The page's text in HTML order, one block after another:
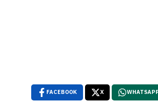
FACEBOOK X